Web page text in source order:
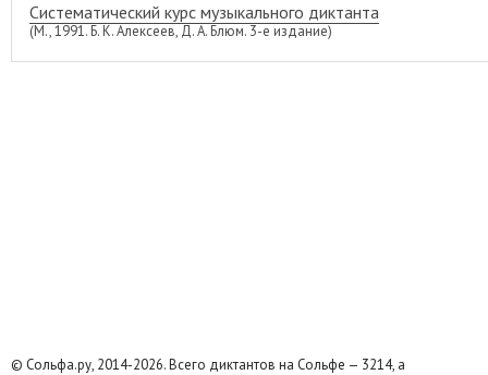
Систематический курс музыкального диктанта
(М., 1991. Б. К. Алексеев, Д. А. Блюм. 3-е издание)
© Сольфа.ру, 2014-2026. Всего диктантов на Сольфе — 3214, а